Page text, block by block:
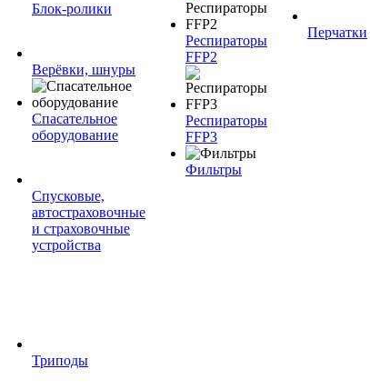
Блок-ролики
Верёвки, шнуры
Спасательное
оборудование
Спусковые,
автостраховочные
и страховочные
устройства
Триподы
Респираторы
FFP2
Респираторы
FFP3
Фильтры
Перчатки